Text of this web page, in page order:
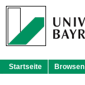
Startseite Browsen